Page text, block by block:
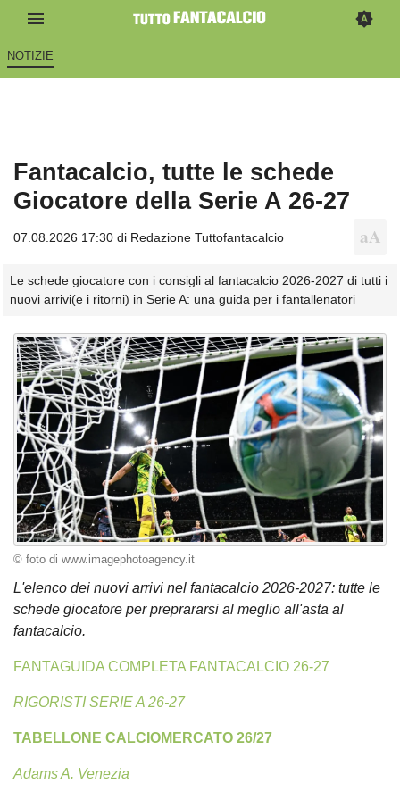
NOTIZIE
Fantacalcio, tutte le schede
Giocatore della Serie A 26-27
07.08.2026 17:30 di Redazione Tuttofantacalcio
Le schede giocatore con i consigli al fantacalcio 2026-2027 di tutti i
nuovi arrivi(e i ritorni) in Serie A: una guida per i fantallenatori
© foto di www.imagephotoagency.it
L'elenco dei nuovi arrivi nel fantacalcio 2026-2027: tutte le
schede giocatore per preprararsi al meglio all'asta al
fantacalcio.
FANTAGUIDA COMPLETA FANTACALCIO 26-27
RIGORISTI SERIE A 26-27
TABELLONE CALCIOMERCATO 26/27
Adams A. Venezia